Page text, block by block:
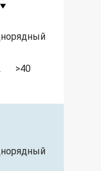
>40